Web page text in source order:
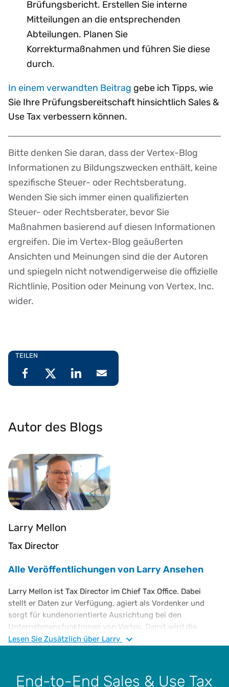
Brüfungsbericht. Erstellen Sie interne
Mitteilungen an die entsprechenden
Abteilungen. Planen Sie
Korrekturmaßnahmen und führen Sie diese
durch.
In einem verwandten Beitrag gebe ich Tipps, wie
Sie Ihre Prüfungsbereitschaft hinsichtlich Sales &
Use Tax verbessern können.
Disclaimer
Bitte denken Sie daran, dass der Vertex-Blog
Informationen zu Bildungszwecken enthält, keine
spezifische Steuer- oder Rechtsberatung.
Wenden Sie sich immer einen qualifizierten
Steuer- oder Rechtsberater, bevor Sie
Maßnahmen basierend auf diesen Informationen
ergreifen. Die im Vertex-Blog geäußerten
Ansichten und Meinungen sind die der Autoren
und spiegeln nicht notwendigerweise die offizielle
Richtlinie, Position oder Meinung von Vertex, Inc.
wider.
TEILEN
Autor des Blogs
Larry Mellon
Tax Director
Alle Veröffentlichungen von Larry Ansehen
Larry Mellon ist Tax Director im Chief Tax Office. Dabei
stellt er Daten zur Verfügung, agiert als Vordenker und
sorgt für kundenorientierte Ausrichtung bei den
Unternehmensfunktionen von Vertex. Damit wird die
kontinuierliche Expansion der Lösungen für indirekte
als 30 Jahre Erfahrung in den Bereichen korrekte Umsatz-
Lesen Sie Zusätzlich über Larry
End-to-End Sales & Use Tax